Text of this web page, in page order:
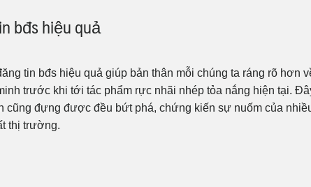
bđs hiệu quả
tin bđs hiệu quả giúp bản thân mỗi chúng ta ráng rõ hơn
trước khi tới tác phẩm rực nhãi nhép tỏa nắng hiện tại.
cũng đựng được đều bứt phá, chứng kiến sự nuốm của
thị trường.